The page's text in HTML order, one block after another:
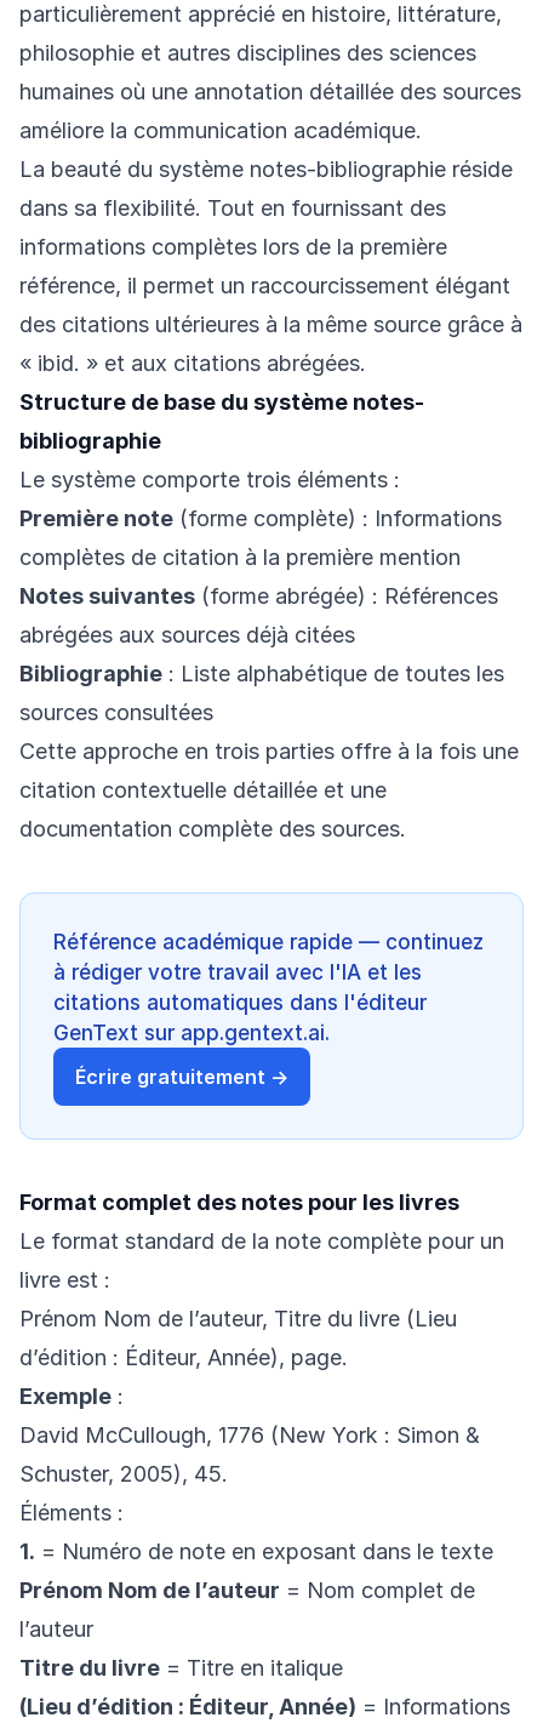
particulièrement apprécié en histoire, littérature,
philosophie et autres disciplines des sciences
humaines où une annotation détaillée des sources
améliore la communication académique.
La beauté du système notes-bibliographie réside
dans sa flexibilité. Tout en fournissant des
informations complètes lors de la première
référence, il permet un raccourcissement élégant
des citations ultérieures à la même source grâce à
« ibid. » et aux citations abrégées.
Structure de base du système notes-
bibliographie
Le système comporte trois éléments :
Première note (forme complète) : Informations
complètes de citation à la première mention
Notes suivantes (forme abrégée) : Références
abrégées aux sources déjà citées
Bibliographie : Liste alphabétique de toutes les
sources consultées
Cette approche en trois parties offre à la fois une
citation contextuelle détaillée et une
documentation complète des sources.
Référence académique rapide — continuez
à rédiger votre travail avec l'IA et les
citations automatiques dans l'éditeur
GenText sur app.gentext.ai.
Écrire gratuitement →
Format complet des notes pour les livres
Le format standard de la note complète pour un
livre est :
Prénom Nom de l’auteur, Titre du livre (Lieu
d’édition : Éditeur, Année), page.
Exemple :
David McCullough, 1776 (New York : Simon &
Schuster, 2005), 45.
Éléments :
1. = Numéro de note en exposant dans le texte
Prénom Nom de l’auteur = Nom complet de
l’auteur
Titre du livre = Titre en italique
(Lieu d’édition : Éditeur, Année) = Informations